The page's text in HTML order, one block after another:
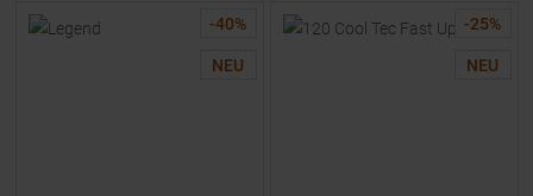
-40%
NEU
-25%
NEU